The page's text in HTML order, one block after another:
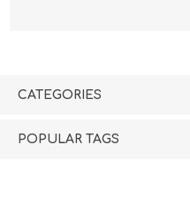
CATEGORIES
POPULAR TAGS